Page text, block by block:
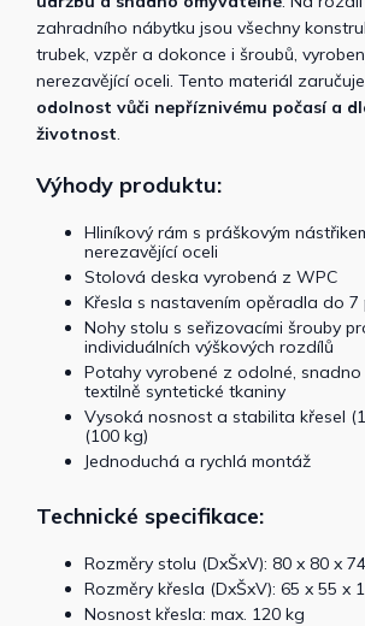
zahradního nábytku jsou všechny
trubek, vzpěr a dokonce i šroubů,
nerezavějící oceli. Tento materiál zaručuje
odolnost vůči nepříznivému počasí a
životnost.
Výhody produktu:
Hliníkový rám s práškovým
nerezavějící oceli
Stolová deska vyrobená z WPC
Křesla s nastavením opěradla do 7
Nohy stolu s seřizovacími šrouby
individuálních výškových rozdílů
Potahy vyrobené z odolné,
textilně syntetické tkaniny
Vysoká nosnost a stabilita křesel
(100 kg)
Jednoduchá a rychlá montáž
Technické specifikace:
Rozměry stolu (DxŠxV): 80 x 80 x
Rozměry křesla (DxŠxV): 65 x 55 x
Nosnost křesla: max. 120 kg